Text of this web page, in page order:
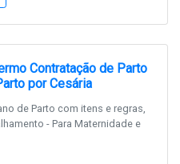
Contratação de Parto
por Cesária
de Parto com itens e regras,
- Para Maternidade e